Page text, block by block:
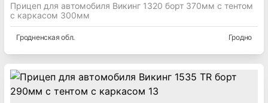
Прицеп для автомобиля Викинг 1320 борт 370мм с тентом
с каркасом 300мм
Гродненская обл. Гродно